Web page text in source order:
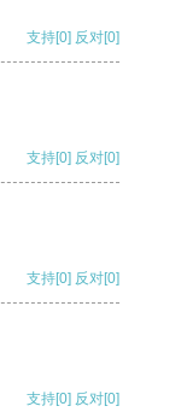
支持[0] 反对[0]
支持[0] 反对[0]
支持[0] 反对[0]
支持[0] 反对[0]